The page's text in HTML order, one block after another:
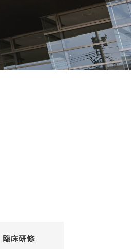
臨床研修